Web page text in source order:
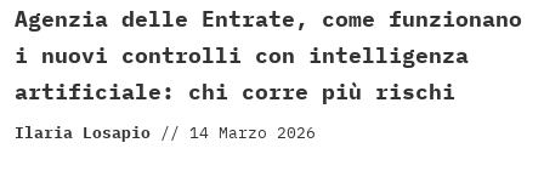
Agenzia delle Entrate, come funzionano
i nuovi controlli con intelligenza
artificiale: chi corre più rischi
Ilaria Losapio // 14 Marzo 2026